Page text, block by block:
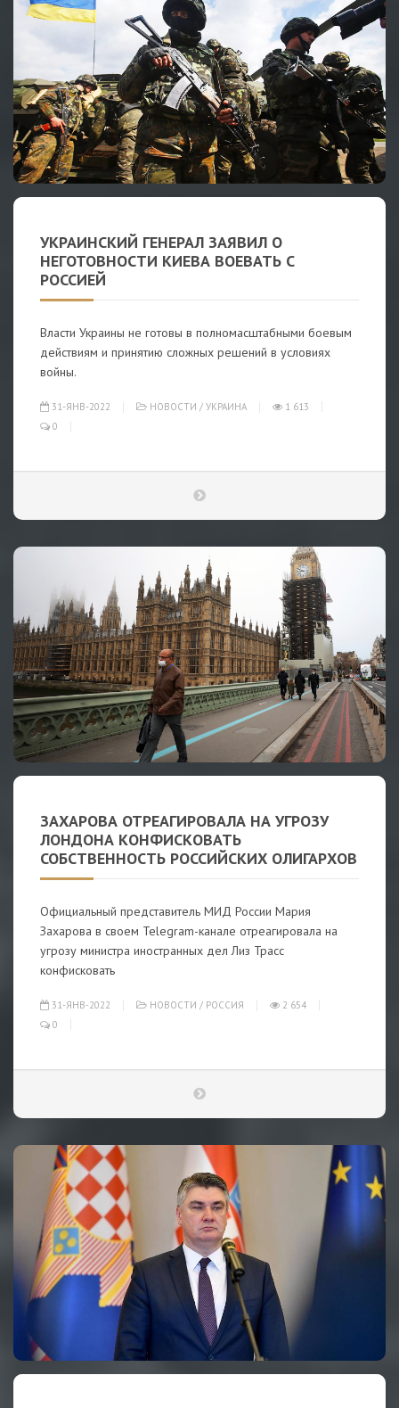
УКРАИНСКИЙ ГЕНЕРАЛ ЗАЯВИЛ О
НЕГОТОВНОСТИ КИЕВА ВОЕВАТЬ С
РОССИЕЙ
Власти Украины не готовы в полномасштабными боевым
действиям и принятию сложных решений в условиях
войны.
31-ЯНВ-2022 НОВОСТИ / УКРАИНА
1 613
0
ЗАХАРОВА ОТРЕАГИРОВАЛА НА УГРОЗУ
ЛОНДОНА КОНФИСКОВАТЬ
СОБСТВЕННОСТЬ РОССИЙСКИХ ОЛИГАРХОВ
Официальный представитель МИД России Мария
Захарова в своем Telegram-канале отреагировала на
угрозу министра иностранных дел Лиз Трасс
конфисковать
31-ЯНВ-2022 НОВОСТИ / РОССИЯ
2 654
0